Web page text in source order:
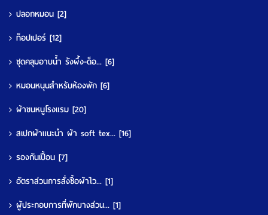
ปลอกหมอน [2]
ท็อปเปอร์ [12]
ชุดคลุมอาบน้ำ รังผึ้ง-ด็อ... [6]
หมอนหนุนสำหรับห้องพัก [6]
ผ้าขนหนูโรงแรม [20]
สเปกผ้าแนะนำ ผ้า soft tex... [16]
รองกันเปื้อน [7]
อัตราส่วนการสั่งซื้อผ้าไว... [1]
ผู้ประกอบการที่พักบางส่วน... [1]